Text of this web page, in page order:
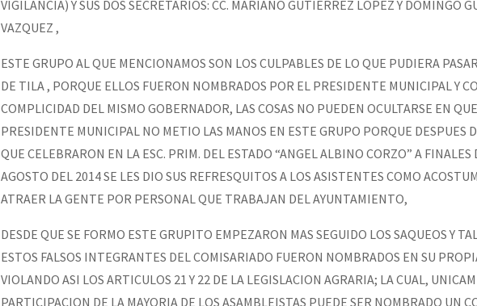
VIGILANCIA) Y SUS DOS SECRETARIOS: CC. MARIANO GUTIERREZ LOPEZ Y DOMINGO
VAZQUEZ ,
ESTE GRUPO AL QUE MENCIONAMOS SON LOS CULPABLES DE LO QUE PUDIERA
DE TILA , PORQUE ELLOS FUERON NOMBRADOS POR EL PRESIDENTE MUNICIPAL Y
COMPLICIDAD DEL MISMO GOBERNADOR, LAS COSAS NO PUEDEN OCULTARSE EN
PRESIDENTE MUNICIPAL NO METIO LAS MANOS EN ESTE GRUPO PORQUE DESPUES
QUE CELEBRARON EN LA ESC. PRIM. DEL ESTADO “ANGEL ALBINO CORZO” A FINALES
AGOSTO DEL 2014 SE LES DIO SUS REFRESQUITOS A LOS ASISTENTES COMO
ATRAER LA GENTE POR PERSONAL QUE TRABAJAN DEL AYUNTAMIENTO,
DESDE QUE SE FORMO ESTE GRUPITO EMPEZARON MAS SEGUIDO LOS SAQUEOS Y
ESTOS FALSOS INTEGRANTES DEL COMISARIADO FUERON NOMBRADOS EN SU
VIOLANDO ASI LOS ARTICULOS 21 Y 22 DE LA LEGISLACION AGRARIA; LA CUAL,
PARTICIPACION DE LA MAYORIA DE LOS ASAMBLEISTAS PUEDE SER NOMBRADO UN